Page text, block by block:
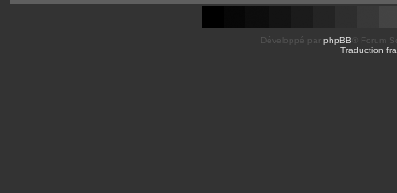
Développé par phpBB ® Forum
Traduction